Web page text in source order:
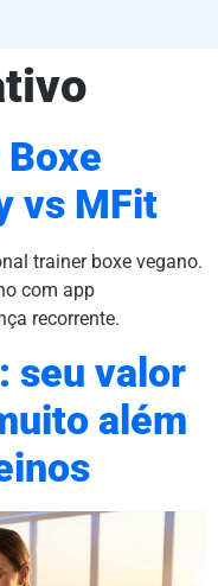
vs MFit
trainer boxe vegano.
com app
recorrente.
seu valor
além